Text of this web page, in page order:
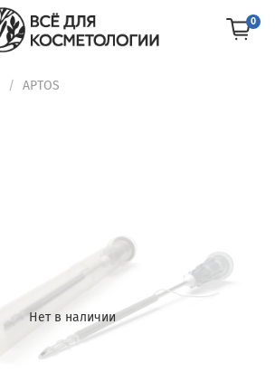
0
APTOS
Нет в наличии